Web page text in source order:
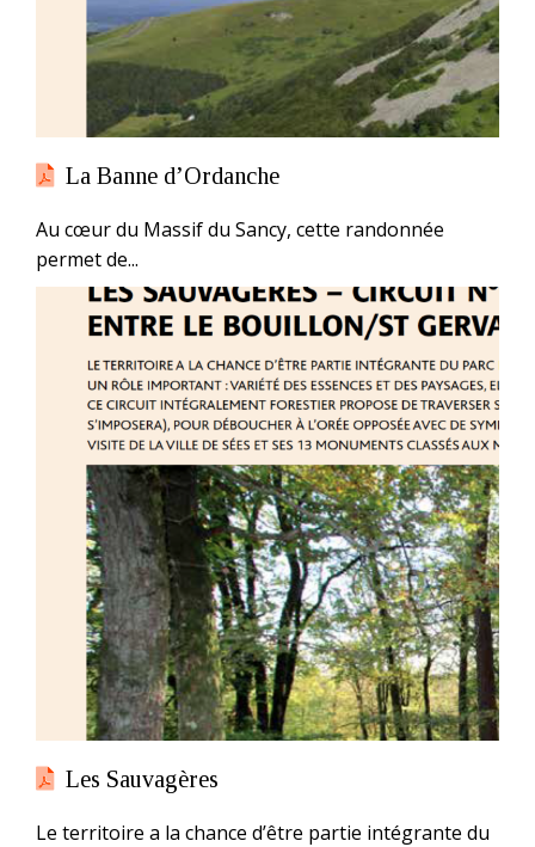
La Banne d’Ordanche
Au cœur du Massif du Sancy, cette randonnée
permet de...
Les Sauvagères
Le territoire a la chance d’être partie intégrante du